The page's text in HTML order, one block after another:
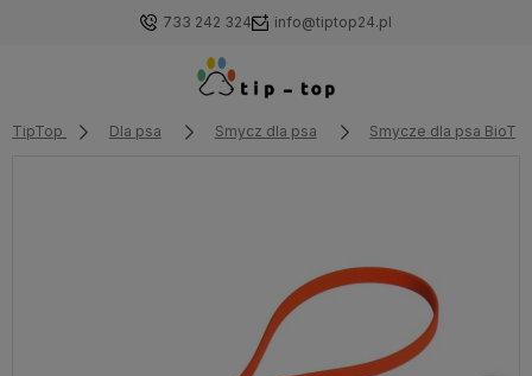
733 242 324 info@tiptop24.pl
TipTop Dla psa Smycz dla psa Smycze dla psa